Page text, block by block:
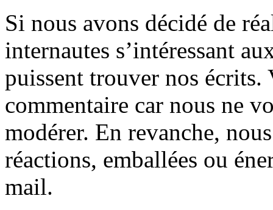
Si nous avons décidé de
internautes s’intéressant
puissent trouver nos écrits.
commentaire car nous ne
modérer. En revanche,
réactions, emballées ou
mail.